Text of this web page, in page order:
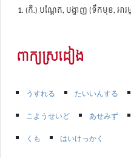
(កិ.) បណ្តែត, បង្ហាញ (ទឹកមុខ, អារ
ពាក្យស្រដៀង
うすれる たいいんする
こようせいど
あせみず
くも
はいけっかく